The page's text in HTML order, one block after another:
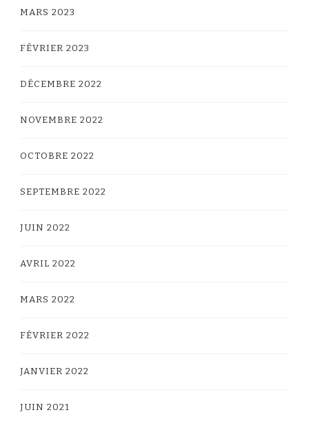
MARS 2023
FÉVRIER 2023
DÉCEMBRE 2022
NOVEMBRE 2022
OCTOBRE 2022
SEPTEMBRE 2022
JUIN 2022
AVRIL 2022
MARS 2022
FÉVRIER 2022
JANVIER 2022
JUIN 2021